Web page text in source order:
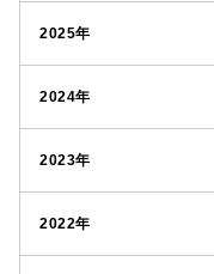
2025年
2024年
2023年
2022年